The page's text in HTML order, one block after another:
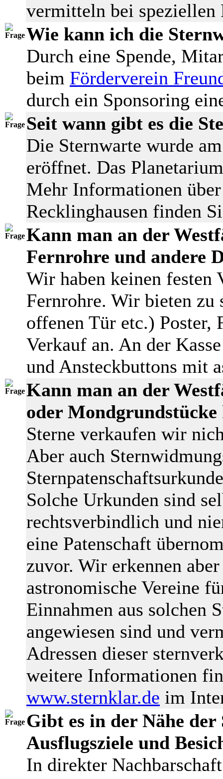
vermitteln bei speziellen
Wie kann ich die
Durch eine Spende,
beim Förderverein
durch ein Sponsoring
Seit wann gibt es die
Die Sternwarte wurde
eröffnet. Das
Mehr Informationen
Recklinghausen finden
Kann man an der
Fernrohre und andere
Wir haben keinen festen
Fernrohre. Wir bieten zu
offenen Tür etc.) Poster,
Verkauf an. An der
und Ansteckbuttons mit
Kann man an der
oder Mondgrundstücke
Sterne verkaufen wir
Aber auch
Solche Urkunden sind
rechtsverbindlich und
eine Patenschaft
zuvor. Wir erkennen
astronomische Vereine
Einnahmen aus solchen
angewiesen sind und
Adressen dieser
weitere Informationen
www.sternklar.de im
Gibt es in der Nähe
Ausflugsziele und
In direkter